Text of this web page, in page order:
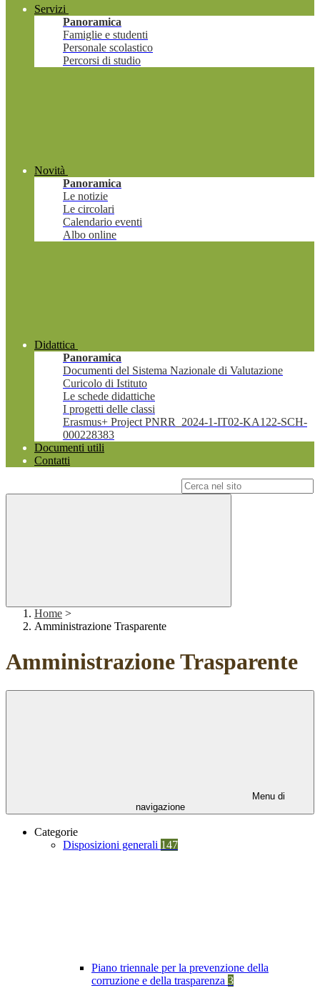
Servizi
Panoramica
Famiglie e studenti
Personale scolastico
Percorsi di studio
Novità
Panoramica
Le notizie
Le circolari
Calendario eventi
Albo online
Didattica
Panoramica
Documenti del Sistema Nazionale di Valutazione
Curicolo di Istituto
Le schede didattiche
I progetti delle classi
Erasmus+ Project PNRR_2024-1-IT02-KA122-SCH-
000228383
Documenti utili
Contatti
Home >
Amministrazione Trasparente
Amministrazione Trasparente
Menu di
navigazione
Categorie
Disposizioni generali 147
Piano triennale per la prevenzione della
corruzione e della trasparenza 3